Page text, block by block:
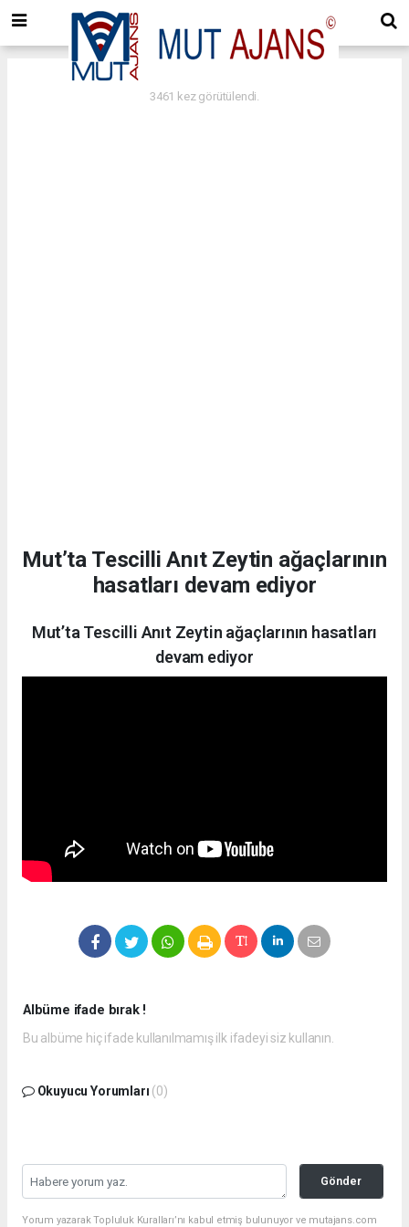
Ekleme Tarihi: 15.11.2021 - 16:59
3461 kez görütülendi.
Mut’ta Tescilli Anıt Zeytin ağaçlarının
hasatları devam ediyor
Mut’ta Tescilli Anıt Zeytin ağaçlarının hasatları
devam ediyor
Albüme ifade bırak !
Bu albüme hiç ifade kullanılmamış ilk ifadeyi siz kullanın.
Okuyucu Yorumları (0)
Gönder
Yorum yazarak Topluluk Kuralları’nı kabul etmiş bulunuyor ve mutajans.com